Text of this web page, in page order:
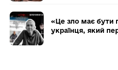
«Це зло має бути
українця, який